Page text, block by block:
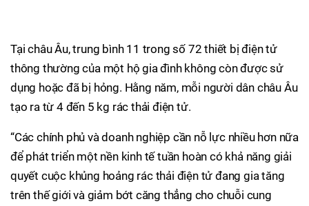
Tại châu Âu, trung bình 11 trong số 72 thiết bị điện tử
thông thường của một hộ gia đình không còn được sử
dụng hoặc đã bị hỏng. Hằng năm, mỗi người dân châu Âu
tạo ra từ 4 đến 5 kg rác thải điện tử.
“Các chính phủ và doanh nghiệp cần nỗ lực nhiều hơn nữa
để phát triển một nền kinh tế tuần hoàn có khả năng giải
quyết cuộc khủng hoảng rác thải điện tử đang gia tăng
trên thế giới và giảm bớt căng thẳng cho chuỗi cung